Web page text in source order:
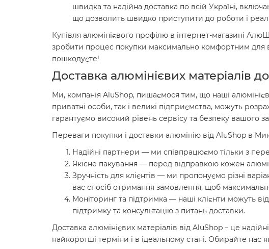
швидка та надійна доставка по всій Україні,
що дозволить швидко приступити до роботи і
Купівля алюмінієвого профілю в інтернет-магазині
зробити процес покупки максимально комфортним для
пошкодуєте!
Доставка алюмінієвих матеріалів
Ми, компанія AluShop, пишаємося тим, що наші
приватні особи, так і великі підприємства, можуть
гарантуємо високий рівень сервісу та безпеку вашого
Переваги покупки і доставки алюмінію від AluShop в
Надійні партнери — ми співпрацюємо тільки з
Якісне пакування — перед відправкою кожен
Зручність для клієнтів — ми пропонуємо різні
вас спосіб отримання замовлення, щоб
Моніторинг та підтримка — наші клієнти можуть
підтримку та консультацію з питань доставки.
Доставка алюмінієвих матеріалів від AluShop – це
найкоротші терміни і в ідеальному стані. Обирайте